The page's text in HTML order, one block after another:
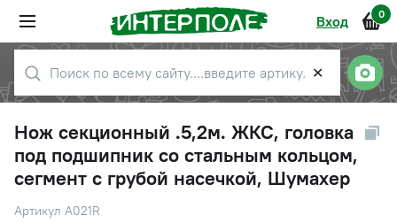
Вход 0
✕
Нож секционный .5,2м. ЖКС, головка
под подшипник со стальным кольцом,
сегмент с грубой насечкой, Шумахер
Артикул A021R